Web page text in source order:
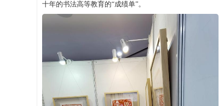
十年的书法高等教育的“成绩单”。